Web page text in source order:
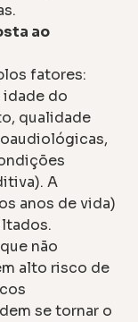
ao
fatores:
idade do
qualidade
A
anos de vida)
não
alto risco de
se tornar o